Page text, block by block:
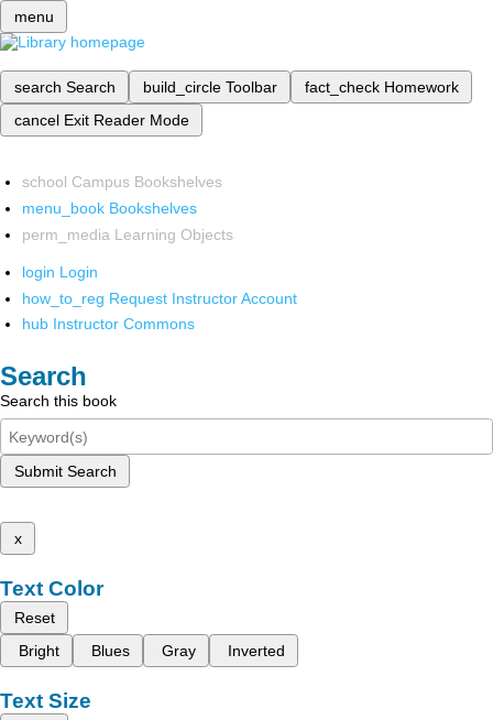
menu
search Search build_circle Toolbar fact_check Homework
cancel Exit Reader Mode
school Campus Bookshelves
menu_book Bookshelves
perm_media Learning Objects
login Login
how_to_reg Request Instructor Account
hub Instructor Commons
Search
Search this book
Submit Search
x
Text Color
Reset
Bright
Blues Gray Inverted
Text Size